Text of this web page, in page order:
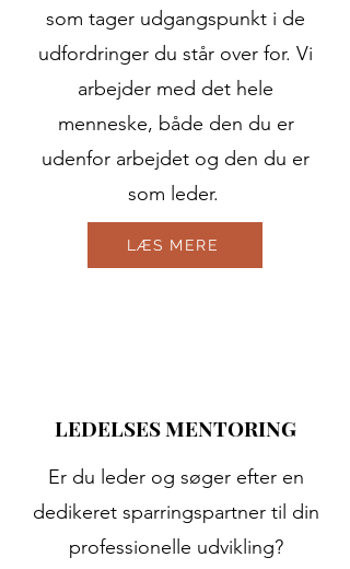
som tager udgangspunkt i de
udfordringer du står over for. Vi
arbejder med det hele
menneske, både den du er
udenfor arbejdet og den du er
som leder.
LÆS MERE
LEDELSES MENTORING
Er du leder og søger efter en
dedikeret sparringspartner til din
professionelle udvikling?